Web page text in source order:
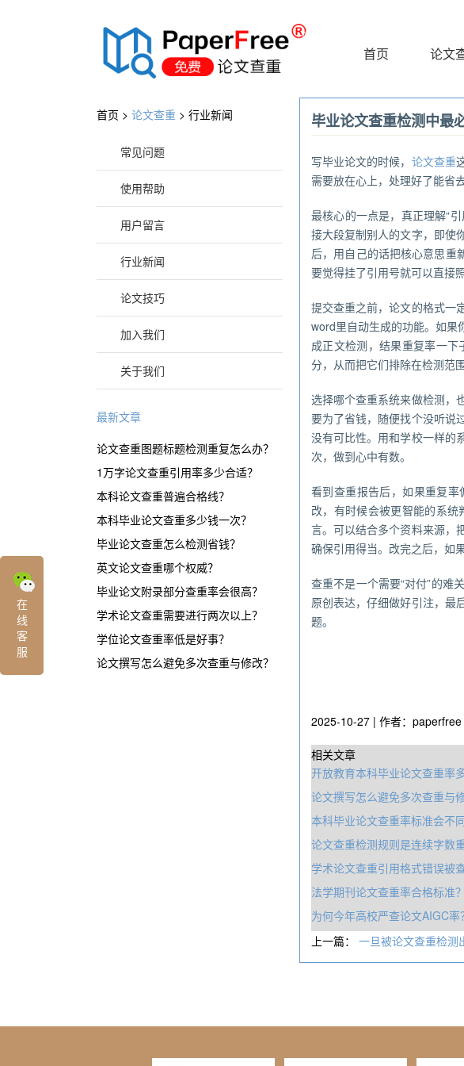
®
首页 论文
首页 > 论文查重 > 行业新闻
常见问题
使用帮助
用户留言
行业新闻
论文技巧
加入我们
关于我们
最新文章
论文查重图题标题检测重复怎么办？
1万字论文查重引用率多少合适？
本科论文查重普遍合格线？
本科毕业论文查重多少钱一次？
毕业论文查重怎么检测省钱？
英文论文查重哪个权威？
毕业论文附录部分查重率会很高？
学术论文查重需要进行两次以上？
学位论文查重率低是好事？
论文撰写怎么避免多次查重与修改？
毕业论文查重检测中最
写毕业论文的时候， 论文查重
需要放在心上，处理好了能省
最核心的一点是，真正理解“
接大段复制别人的文字，即使
后，用自己的话把核心意思重
要觉得挂了引用号就可以直接
提交查重之前，论文的格式一
word里自动生成的功能。如果
成正文检测，结果重复率一
分，从而把它们排除在检测范
选择哪个查重系统来做检测，
要为了省钱，随便找个没听说
没有可比性。用和学校一样的
次，做到心中有数。
看到查重报告后，如果重复
改，有时候会被更智能的系
言。可以结合多个资料来源，
确保引用得当。改完之后，如
查重不是一个需要“对付”的难
原创表达，仔细做好引注，最
题。
2025-10-27 | 作者：paperfree
相关文章
开放教育本科毕业论文查重率
论文撰写怎么避免多次查重与
本科毕业论文查重率标准会不同
论文查重检测规则是连续字数
学术论文查重引用格式错误被
法学期刊论文查重率合格标准？
为何今年高校严查论文AIGC率
上一篇： 一旦被论文查重检测
在
线
客
服